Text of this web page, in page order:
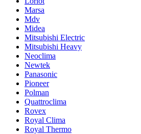
Marsa
Mdv
Midea
Mitsubishi Electric
Mitsubishi Heavy
Neoclima
Newtek
Panasonic
Pioneer
Polman
Quattroclima
Rovex
Royal Clima
Royal Thermo